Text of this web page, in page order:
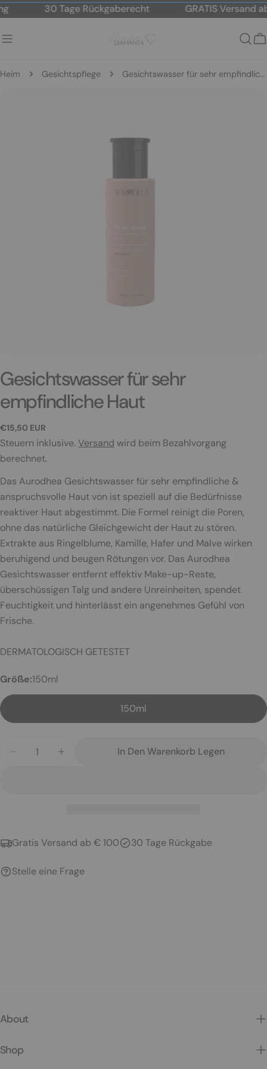
Zum
springen
30 Tage Rückgaberecht GRATIS Versand
Heim Gesichtspflege Gesichtswasser für sehr empfindliche Haut
Gesichtswasser für sehr
empfindliche Haut
Regulärer
Preis
€15,50 EUR
Steuern inklusive. Versand wird beim Bezahlvorgang
berechnet.
Das Aurodhea Gesichtswasser für sehr empfindliche &
anspruchsvolle Haut von ist speziell auf die Bedürfnisse
reaktiver Haut abgestimmt. Die Formel reinigt die Poren,
ohne das natürliche Gleichgewicht der Haut zu stören.
Extrakte aus Ringelblume, Kamille, Hafer und Malve wirken
beruhigend und beugen Rötungen vor. Das Aurodhea
Gesichtswasser entfernt effektiv Make-up-Reste,
überschüssigen Talg und andere Unreinheiten, spendet
Feuchtigkeit und hinterlässt ein angenehmes Gefühl von
Frische.
DERMATOLOGISCH GETESTET
Größe:150ml
150ml
Menge Für Gesichtswasser Für Sehr
Menge Für Gesichtswasser Für Sehr
In Den Warenkorb Legen
Gratis Versand ab € 100 30 Tage Rückgabe
Stelle eine Frage
Stelle eine Frage
Deine
Mail
Dein
Nachricht
Die mit * gekennzeichneten Felder sind Pflichtfelder.
Frage Senden
About
Shop